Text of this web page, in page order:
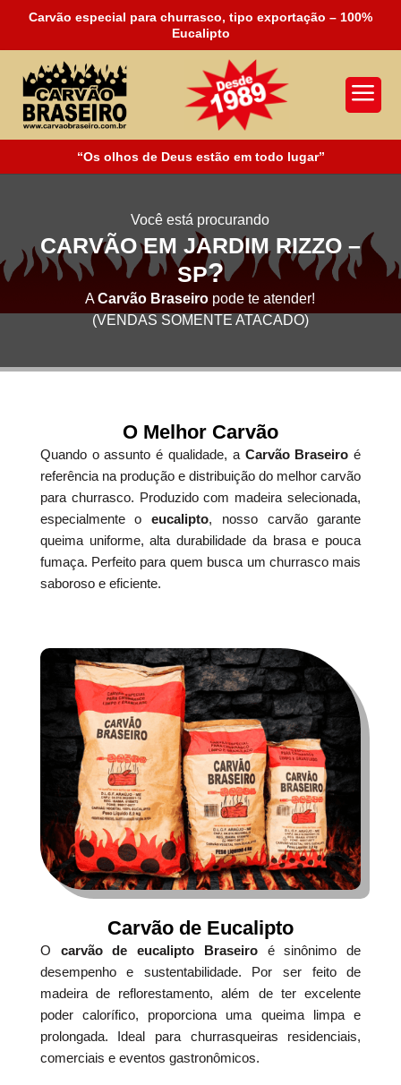
Carvão especial para churrasco, tipo exportação – 100%
Eucalipto
a
“Os olhos de Deus estão em todo lugar”
Você está procurando
CARVÃO EM JARDIM RIZZO –
SP?
ACarvão Braseiro pode te atender!
(VENDAS SOMENTE ATACADO)
O Melhor Carvão
Quando o assunto é qualidade, a Carvão Braseiro é
referência na produção e distribuição do melhor carvão
para churrasco. Produzido com madeira selecionada,
especialmente oeucalipto, nosso carvão garante
queima uniforme, alta durabilidade da brasa e pouca
fumaça. Perfeito para quem busca um churrasco mais
saboroso e eficiente.
Carvão de Eucalipto
O carvão de eucalipto Braseiroé sinônimo de
desempenho e sustentabilidade. Por ser feito de
madeira de reflorestamento, além de ter excelente
poder calorífico, proporciona uma queima limpa e
prolongada. Ideal para churrasqueiras residenciais,
comerciais e eventos gastronômicos.